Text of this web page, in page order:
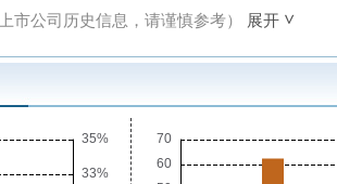
市公司历史信息，请谨慎参考） 展开